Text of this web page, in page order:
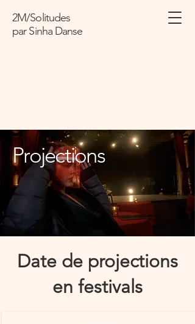
2M/Solitudes
par Sinha Danse
Projections
Date de projections
en festivals